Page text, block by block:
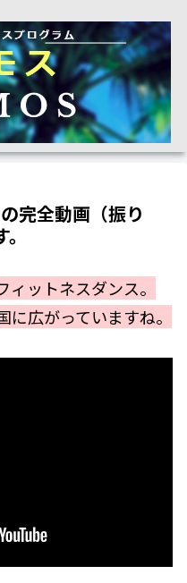
完全動画（振り
ットネスダンス。
広がっていますね。